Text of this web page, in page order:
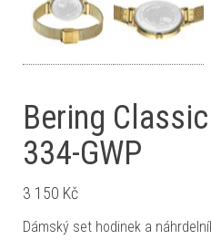
Bering
334-GWP
3 150 Kč
Dámský set hodinek a